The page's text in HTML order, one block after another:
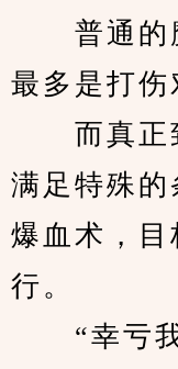
普通的魔
最多是打伤
而真正致
满足特殊的
爆血术，目
行。
“幸亏我